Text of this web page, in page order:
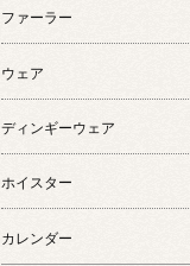
ファーラー
ウェア
ディンギーウェア
ホイスター
カレンダー